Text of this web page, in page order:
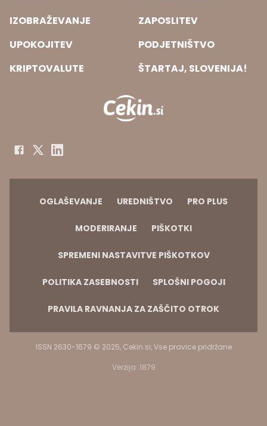
MODERIRANJE PIŠKOTKI
POLITIKA ZASEBNOSTI
ISSN 2630-1679 © 2025, Cekin.si, Vse pravice pridržane